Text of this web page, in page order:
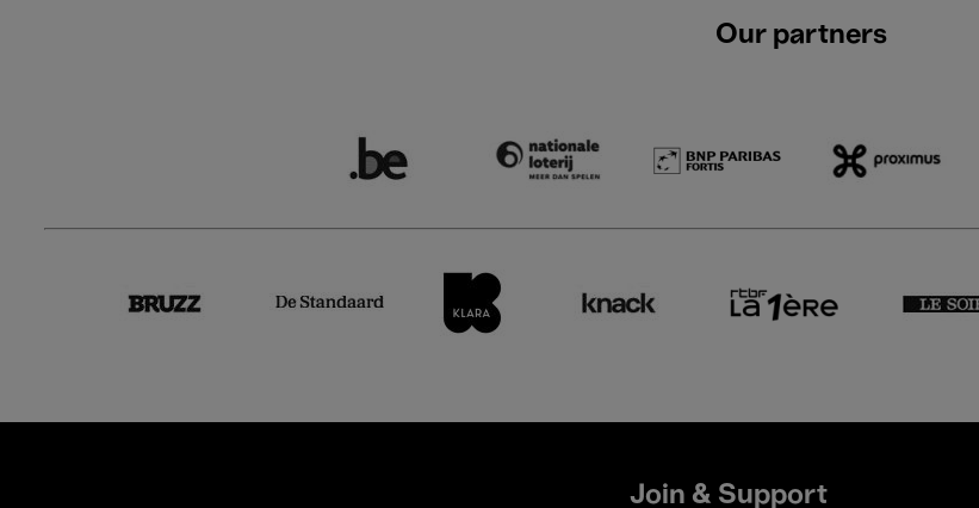
Our partners
Join & Support